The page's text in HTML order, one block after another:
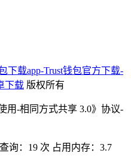
下载app-Trust钱包官方下载-
下载 版权所有
用-相同方式共享 3.0》协议-
询：19 次 占用内存：3.7